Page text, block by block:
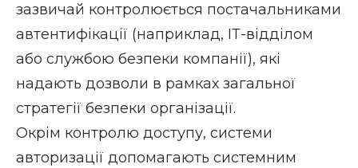
зазвичай контролюється постачальниками
автентифікації (наприклад, ІТ-відділом
або службою безпеки компанії), які
надають дозволи в рамках загальної
стратегії безпеки організації.
Окрім контролю доступу, системи
авторизації допомагають системним